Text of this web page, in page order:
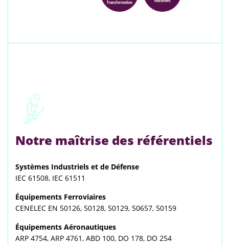
Notre maîtrise des référentiels
Systèmes Industriels et de Défense
IEC 61508, IEC 61511
Équipements Ferroviaires
CENELEC EN 50126, 50128, 50129, 50657, 50159
Équipements Aéronautiques
ARP 4754, ARP 4761, ABD 100, DO 178, DO 254